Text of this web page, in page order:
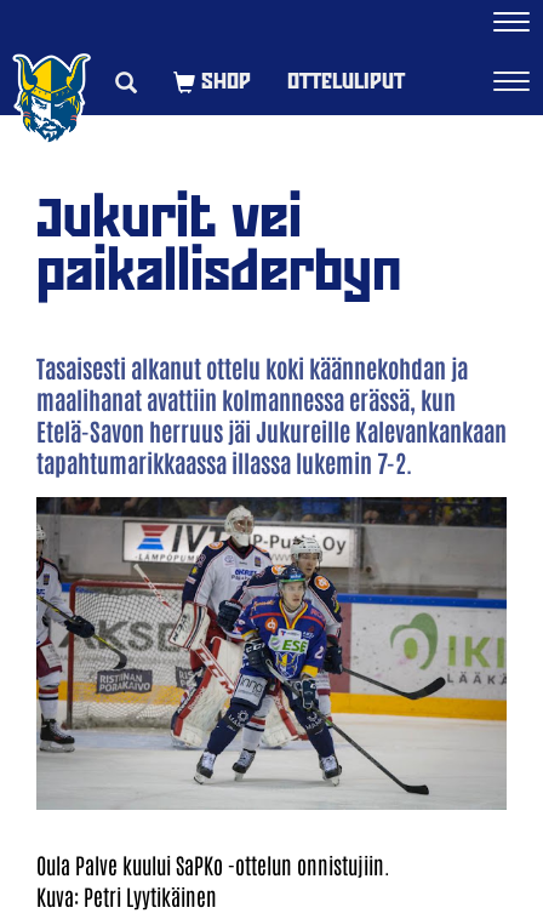
OTTELULIPUT
Jukurit vei
paikallisderbyn
Tasaisesti alkanut ottelu koki käännekohdan ja
maalihanat avattiin kolmannessa erässä, kun
Etelä-Savon herruus jäi Jukureille Kalevankankaan
tapahtumarikkaassa illassa lukemin 7-2.
Oula Palve kuului SaPKo -ottelun onnistujiin.
Kuva: Petri Lyytikäinen